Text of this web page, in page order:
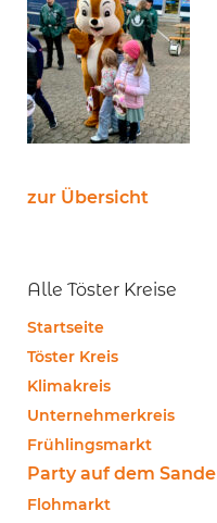
zur Übersicht
Alle Töster Kreise
Startseite
Töster Kreis
Klimakreis
Unternehmerkreis
Frühlingsmarkt
Party auf dem Sande
Flohmarkt